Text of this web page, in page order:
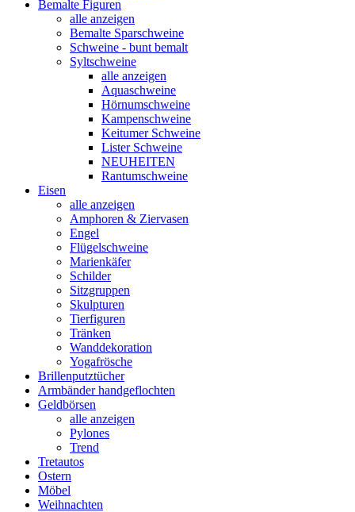
Bemalte Figuren
alle anzeigen
Bemalte Sparschweine
Schweine - bunt bemalt
Syltschweine
alle anzeigen
Aquaschweine
Hörnumschweine
Kampenschweine
Keitumer Schweine
Lister Schweine
NEUHEITEN
Rantumschweine
Eisen
alle anzeigen
Amphoren & Ziervasen
Engel
Flügelschweine
Marienkäfer
Schilder
Sitzgruppen
Skulpturen
Tierfiguren
Tränken
Wanddekoration
Yogafrösche
Brillenputztücher
Armbänder handgeflochten
Geldbörsen
alle anzeigen
Pylones
Trend
Tretautos
Ostern
Möbel
Weihnachten